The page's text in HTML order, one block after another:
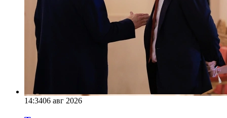
14:3406 авг 2026